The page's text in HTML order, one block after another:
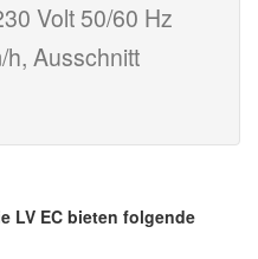
Volt 50/60 Hz
Ausschnitt
LV EC bieten folgende